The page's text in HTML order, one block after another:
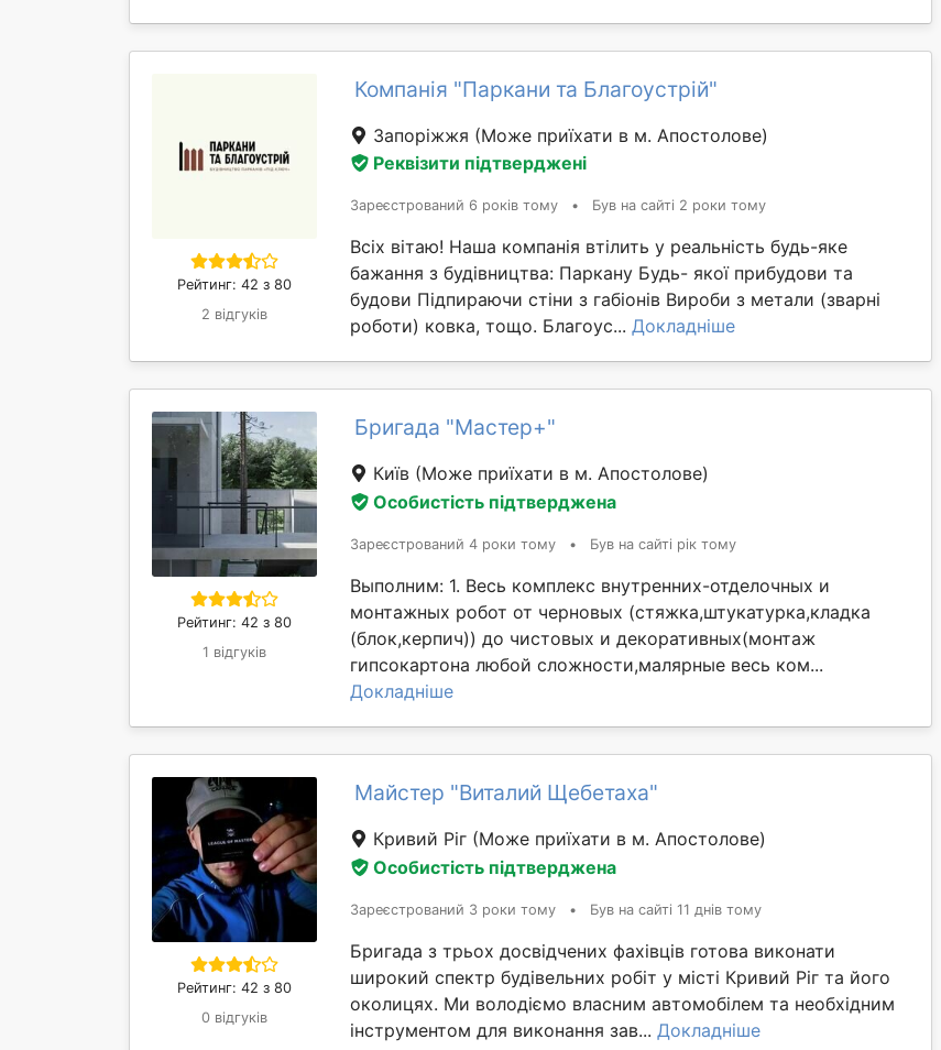
Рейтинг: 42 з 80
2 відгуків
Компанія "Паркани та Благоустрій"
Запоріжжя (Може приїхати в м. Апостолове)
Реквізити підтверджені
Зареєстрований 6 років тому • Був на сайті 2 роки тому
Всіх вітаю! Наша компанія втілить у реальність будь-яке
бажання з будівництва: Паркану Будь- якої прибудови та
будови Підпираючи стіни з габіонів Вироби з метали (зварні
роботи) ковка, тощо. Благоус... Докладніше
Рейтинг: 42 з 80
1 відгуків
Бригада "Мастер+"
Київ (Може приїхати в м. Апостолове)
Особистість підтверджена
Зареєстрований 4 роки тому • Був на сайті рік тому
Выполним: 1. Весь комплекс внутренних-отделочных и
монтажных робот от черновых (стяжка,штукатурка,кладка
(блок,керпич)) до чистовых и декоративных(монтаж
гипсокартона любой сложности,малярные весь ком...
Докладніше
Рейтинг: 42 з 80
0 відгуків
Майстер "Виталий Щебетаха"
Кривий Ріг (Може приїхати в м. Апостолове)
Особистість підтверджена
Зареєстрований 3 роки тому • Був на сайті 11 днів тому
Бригада з трьох досвідчених фахівців готова виконати
широкий спектр будівельних робіт у місті Кривий Ріг та його
околицях. Ми володіємо власним автомобілем та необхідним
інструментом для виконання зав... Докладніше